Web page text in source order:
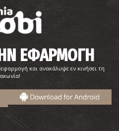
ΕΦΑΡΜΟΓΗ
και ανακάλυψε εν κινήσει τη